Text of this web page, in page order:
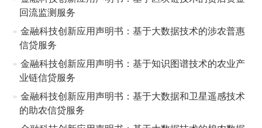
回流监测服务
金融科技创新应用声明书：基于大数据技术的涉农普惠
信贷服务
金融科技创新应用声明书：基于知识图谱技术的农业产
业链信贷服务
金融科技创新应用声明书：基于大数据和卫星遥感技术
的助农信贷服务